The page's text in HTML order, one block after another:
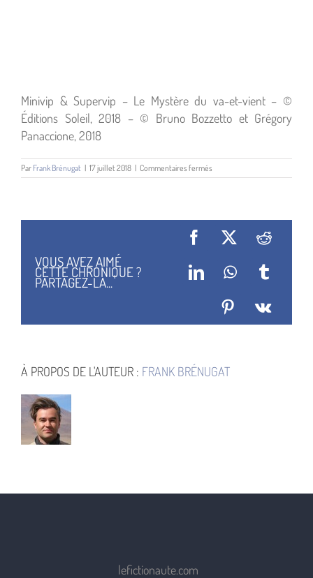
Minivip & Supervip – Le Mystère du va-et-vient – ©
Éditions Soleil, 2018 – © Bruno Bozzetto et Grégory
Panaccione, 2018
Par Frank Brénugat | 17 juillet 2018 | Commentaires fermés
Minivip
Le
Mystère
vient
VOUS AVEZ AIMÉ
CETTE CHRONIQUE ?
PARTAGEZ-LA...
Facebook
X Reddit
LinkedInWhatsApp
Tumblr
Pinterest
Vk
À PROPOS DE L'AUTEUR : FRANK BRÉNUGAT
lefictionaute.com